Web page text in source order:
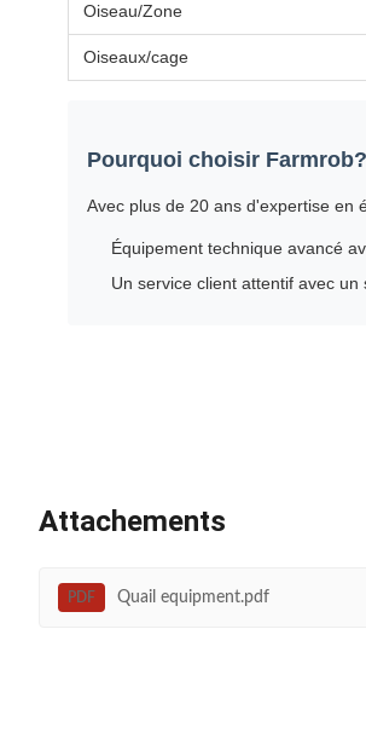
Oiseau/Zone
Oiseaux/cage
Pourquoi choisir Farmrob?
Avec plus de 20 ans d'expertise en
Équipement technique avancé
Un service client attentif avec
Attachements
PDF Quail equipment.pdf